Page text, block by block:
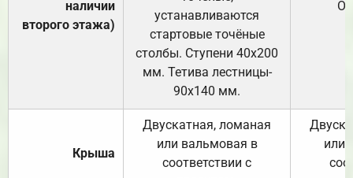
наличии
второго этажа)
устанавливаются
стартовые точёные
столбы. Ступени 40х200
мм. Тетива лестницы-
90х140 мм.
Крыша
Двускатная, ломаная
или вальмовая в
соответствии с
или